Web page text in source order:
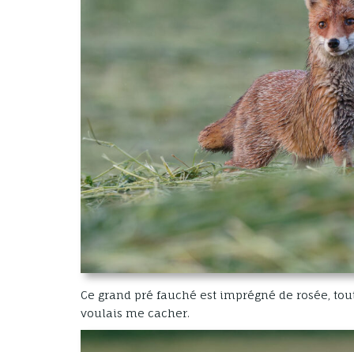
Ce grand pré fauché est imprégné de rosée,
voulais me cacher.